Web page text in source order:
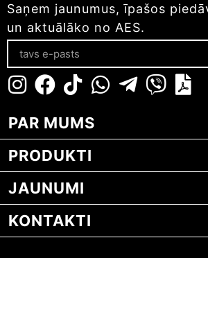
PAR MUMS
PRODUKTI
JAUNUMI
KONTAKTI
Saņem jaunumus, īpašos
un aktuālāko no AES.